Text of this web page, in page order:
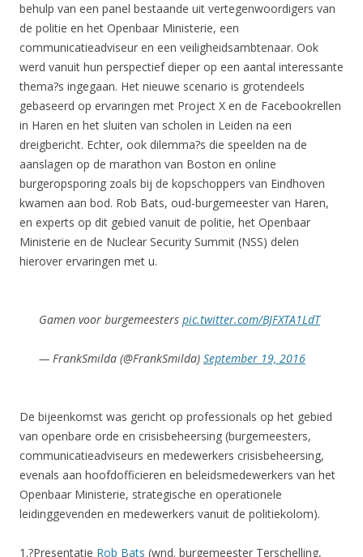
behulp van een panel bestaande uit vertegenwoordigers van
de politie en het Openbaar Ministerie, een
communicatieadviseur en een veiligheidsambtenaar. Ook
werd vanuit hun perspectief dieper op een aantal interessante
thema?s ingegaan. Het nieuwe scenario is grotendeels
gebaseerd op ervaringen met Project X en de Facebookrellen
in Haren en het sluiten van scholen in Leiden na een
dreigbericht. Echter, ook dilemma?s die speelden na de
aanslagen op de marathon van Boston en online
burgeropsporing zoals bij de kopschoppers van Eindhoven
kwamen aan bod. Rob Bats, oud-burgemeester van Haren,
en experts op dit gebied vanuit de politie, het Openbaar
Ministerie en de Nuclear Security Summit (NSS) delen
hierover ervaringen met u.
Gamen voor burgemeesters pic.twitter.com/BJFXTA1LdT
— FrankSmilda (@FrankSmilda) September 19, 2016
De bijeenkomst was gericht op professionals op het gebied
van openbare orde en crisisbeheersing (burgemeesters,
communicatieadviseurs en medewerkers crisisbeheersing,
evenals aan hoofdofficieren en beleidsmedewerkers van het
Openbaar Ministerie, strategische en operationele
leidinggevenden en medewerkers vanuit de politiekolom).
1.?Presentatie Rob Bats (wnd. burgemeester Terschelling,